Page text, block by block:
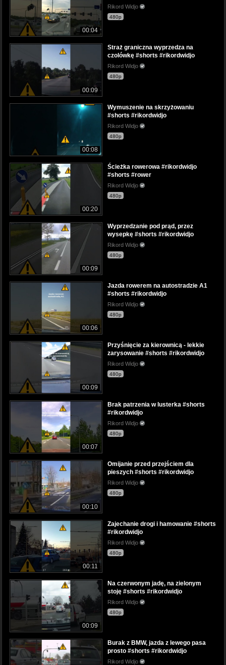
00:04
Rikord Widjo
480p
00:09
Straż graniczna wyprzedza na
czolówkę #shorts #rikordwidjo
Rikord Widjo
480p
00:08
Wymuszenie na skrzyżowaniu
#shorts #rikordwidjo
Rikord Widjo
480p
00:20
Ścieżka rowerowa #rikordwidjo
#shorts #rower
Rikord Widjo
480p
00:09
Wyprzedzanie pod prąd, przez
wysepkę #shorts #rikordwidjo
Rikord Widjo
480p
00:06
Jazda rowerem na autostradzie A1
#shorts #rikordwidjo
Rikord Widjo
480p
00:09
Przyśnięcie za kierownicą - lekkie
zarysowanie #shorts #rikordwidjo
Rikord Widjo
480p
00:07
Brak patrzenia w lusterka #shorts
#rikordwidjo
Rikord Widjo
480p
00:10
Omijanie przed przejściem dla
pieszych #shorts #rikordwidjo
Rikord Widjo
480p
00:11
Zajechanie drogi i hamowanie #shorts
#rikordwidjo
Rikord Widjo
480p
00:09
Na czerwonym jadę, na zielonym
stoję #shorts #rikordwidjo
Rikord Widjo
480p
Burak z BMW, jazda z lewego pasa
prosto #shorts #rikordwidjo
Rikord Widjo